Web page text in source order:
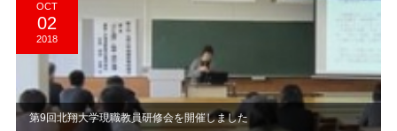
OCT
02
2018
第9回北翔大学現職教員研修会を開催しました